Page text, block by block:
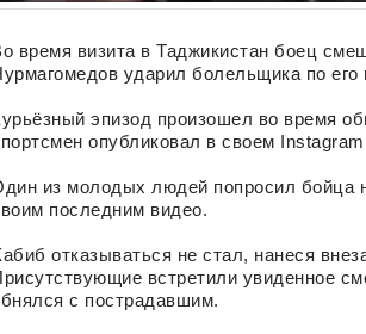
время визита в Таджикистан боец
ударил болельщика по его
эпизод произошел во время
опубликовал в своем
из молодых людей попросил бойца
последним видео.
отказываться не стал, нанеся
встретили увиденное
с пострадавшим.